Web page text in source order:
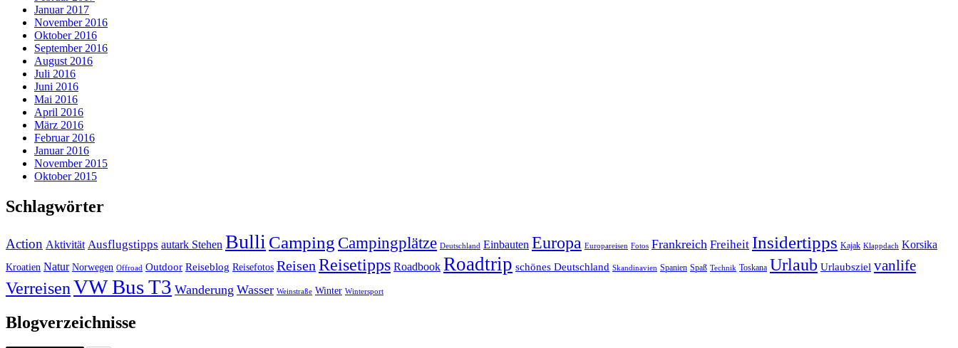
Januar 2017
November 2016
Oktober 2016
September 2016
August 2016
Juli 2016
Juni 2016
Mai 2016
April 2016
März 2016
Februar 2016
Januar 2016
November 2015
Oktober 2015
Schlagwörter
Action Aktivität Ausflugstipps autark Stehen BulliCamping Campingplätze Deutschland Einbauten Europa Europareisen Fotos Frankreich Freiheit Insidertipps Kajak Klappdach Korsika
Kroatien Natur Norwegen Offroad Outdoor Reiseblog Reisefotos ReisenReisetipps Roadbook Roadtrip schönes Deutschland Skandinavien Spanien Spaß Technik Toskana Urlaub Urlaubsziel vanlife
VerreisenVW Bus T3 Wanderung Wasser Weinstraße Winter Wintersport
Blogverzeichnisse